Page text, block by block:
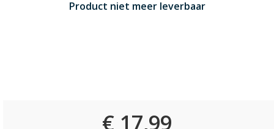
Product niet meer leverbaar
€ 17,99